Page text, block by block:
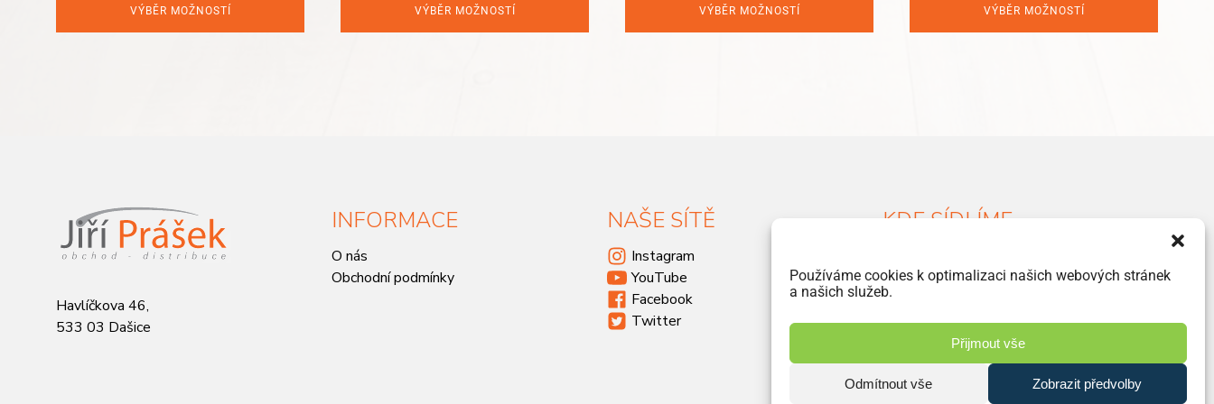
Používáme cookies k optimalizaci našich webových stránek
a našich služeb.
Přijmout vše
Odmítnout vše Zobrazit předvolby
VÝBĚR MOŽNOSTÍ VÝBĚR MOŽNOSTÍ VÝBĚR MOŽNOSTÍ
160 Kč.99 Kč.
VÝBĚR MOŽNOSTÍ
Havlíčkova 46,
533 03 Dašice
INFORMACE
O nás
Obchodní podmínky
NAŠE SÍTĚ
Instagram
YouTube
Facebook
Twitter
KDE SÍDLÍME
+420 466 951 103